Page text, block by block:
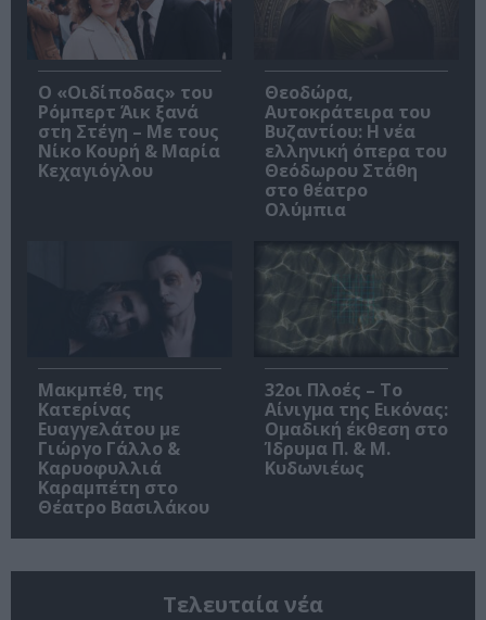
O «Οιδίποδας» του
Ρόμπερτ Άικ ξανά
στη Στέγη – Με τους
Νίκο Κουρή & Μαρία
Κεχαγιόγλου
Θεοδώρα,
Αυτοκράτειρα του
Βυζαντίου: Η νέα
ελληνική όπερα του
Θεόδωρου Στάθη
στο θέατρο
Ολύμπια
Μακμπέθ, της
Κατερίνας
Ευαγγελάτου με
Γιώργο Γάλλο &
Καρυοφυλλιά
Καραμπέτη στο
Θέατρο Βασιλάκου
32οι Πλοές – Το
Αίνιγμα της Εικόνας:
Ομαδική έκθεση στο
Ίδρυμα Π. & Μ.
Κυδωνιέως
Τελευταία νέα